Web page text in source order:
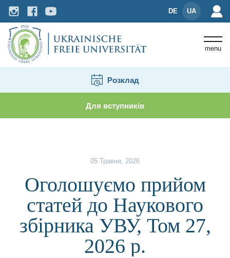
DE UA
menu
Розклад
Для вступників
Оголошуємо прийом статей до
05 Травня, 2026
Оголошуємо прийом
статей до Наукового
збірника УВУ, Том 27,
2026 р.